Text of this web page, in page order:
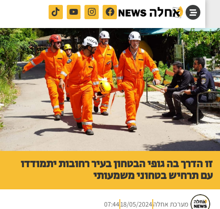
הדרך בה גופי הבטחון בעיר רחובות יתמודדו
תרחיש בטחוני משמעותי
מערכת אחלה 18/05/2024
07:44